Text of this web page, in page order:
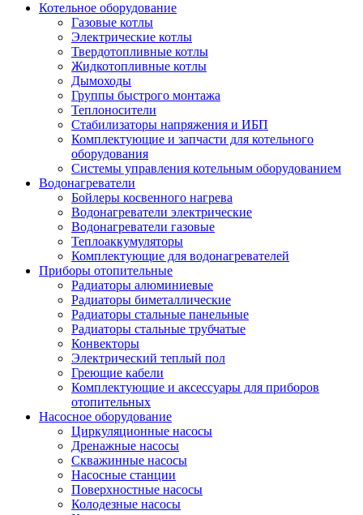
Котельное оборудование
Газовые котлы
Электрические котлы
Твердотопливные котлы
Жидкотопливные котлы
Дымоходы
Группы быстрого монтажа
Теплоносители
Стабилизаторы напряжения и ИБП
Комплектующие и запчасти для котельного
оборудования
Системы управления котельным оборудованием
Водонагреватели
Бойлеры косвенного нагрева
Водонагреватели электрические
Водонагреватели газовые
Теплоаккумуляторы
Комплектующие для водонагревателей
Приборы отопительные
Радиаторы алюминиевые
Радиаторы биметаллические
Радиаторы стальные панельные
Радиаторы стальные трубчатые
Конвекторы
Электрический теплый пол
Греющие кабели
Комплектующие и аксессуары для приборов
отопительных
Насосное оборудование
Циркуляционные насосы
Дренажные насосы
Скважинные насосы
Насосные станции
Поверхностные насосы
Колодезные насосы